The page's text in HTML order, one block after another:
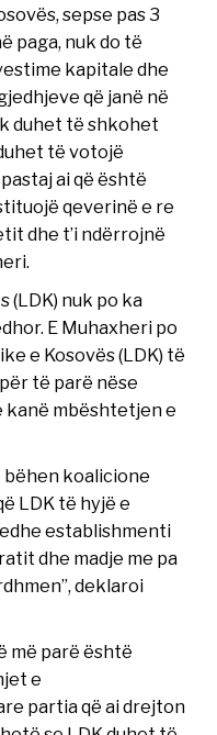
sepse pas 3
paga, nuk do të
kapitale dhe
që janë në
duhet të shkohet
të votojë
ai që është
qeverinë e re
dhe t’i ndërrojnë
(LDK) nuk po ka
E Muhaxheri po
e Kosovës (LDK) të
të parë nëse
mbështetjen e
bëhen koalicione
LDK të hyjë e
establishmenti
dhe madje me pa
deklaroi
më parë është
e
partia që ai drejton